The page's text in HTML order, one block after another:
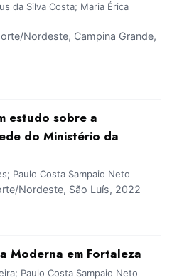
da Silva Costa; Maria Érica
Nordeste, Campina Grande,
estudo sobre a
do Ministério da
Paulo Costa Sampaio Neto
Nordeste, São Luís, 2022
Moderna em Fortaleza
Paulo Costa Sampaio Neto